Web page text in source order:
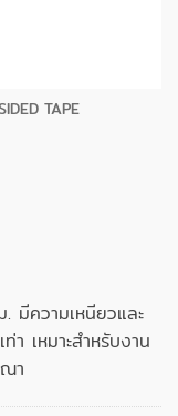
TAPE
มีความเหนียวและ
เหมาะสำหรับงาน
า